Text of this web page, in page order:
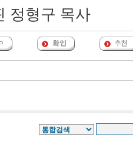
정형구 목사